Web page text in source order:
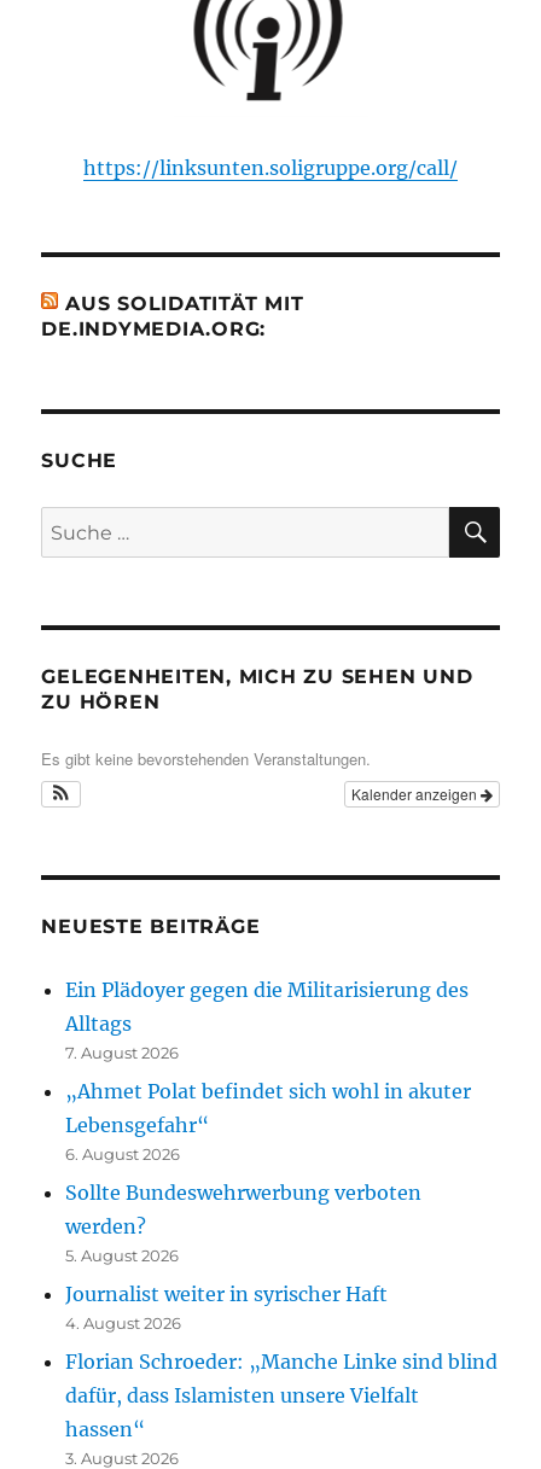
https://linksunten.soligruppe.org/call/
AUS SOLIDATITÄT MIT
DE.INDYMEDIA.ORG:
SUCHE
Suche
nach:
GELEGENHEITEN, MICH ZU SEHEN UND
ZU HÖREN
Es gibt keine bevorstehenden Veranstaltungen.
Kalender anzeigen
NEUESTE BEITRÄGE
Ein Plädoyer gegen die Militarisierung des
Alltags
7. August 2026
„Ahmet Polat befindet sich wohl in akuter
Lebensgefahr“
6. August 2026
Sollte Bundeswehrwerbung verboten
werden?
5. August 2026
Journalist weiter in syrischer Haft
4. August 2026
Florian Schroeder: „Manche Linke sind blind
dafür, dass Islamisten unsere Vielfalt
hassen“
3. August 2026